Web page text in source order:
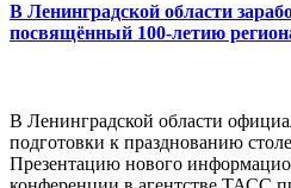
В Ленинградской области
посвящённый 100-летию
В Ленинградской области
подготовки к празднованию
Презентацию нового